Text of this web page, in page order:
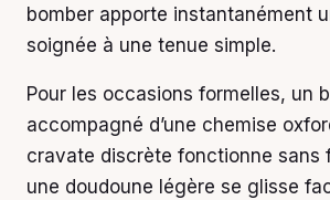
bomber apporte instantanément
soignée à une tenue simple.
Pour les occasions formelles, un
accompagné d’une chemise
cravate discrète fonctionne sans
une doudoune légère se glisse